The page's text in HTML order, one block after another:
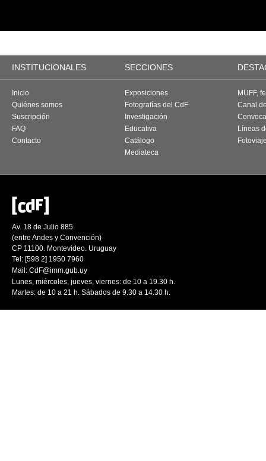
INSTITUCIONALES SECCIONES
Inicio
Quiénes somos
Suscripción
FAQ
Contacto
Exposiciones
Fotografías del CdF
Investigación
Educativa
Catálogo
Mediateca
MUFF,
Canal
Líneas
Av. 18 de Julio 885
(entre Andes y Convención)
CP 11100. Montevideo. Uruguay
Tel: [598 2] 1950 7960
Mail: CdF@imm.gub.uy
Lunes, miércoles, jueves, viernes: de 10 a 19.30 h.
Martes: de 10 a 21 h. Sábados de 9.30 a 14.30 h.